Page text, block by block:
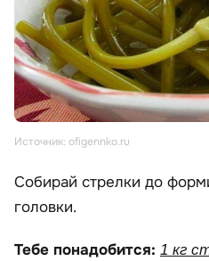
Источник: ofigennko.ru
Собирай стрелки до
головки.
Тебе понадобится: 1 кг